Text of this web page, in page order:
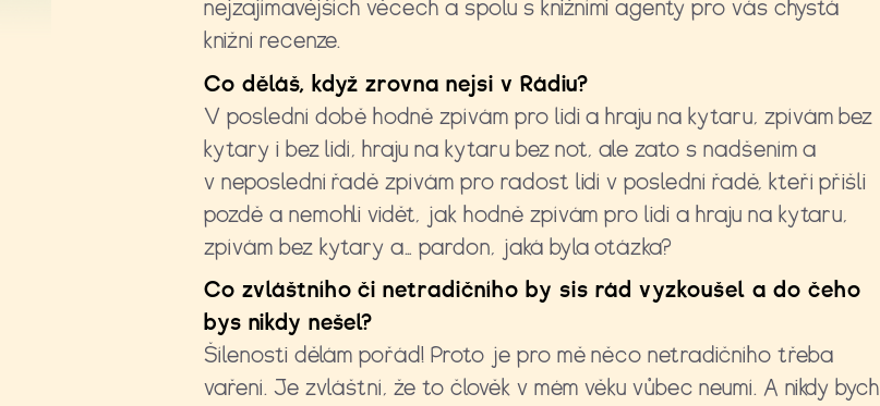
nejzajímavějších věcech a spolu s knižními agenty pro vás chystá
knižní recenze.
Co děláš, když zrovna nejsi v Rádiu?
V poslední době hodně zpívám pro lidi a hraju na kytaru, zpívám bez
kytary i bez lidí, hraju na kytaru bez not, ale zato s nadšením a
v neposlední řadě zpívám pro radost lidí v poslední řadě, kteří přišli
pozdě a nemohli vidět, jak hodně zpívám pro lidi a hraju na kytaru,
zpívám bez kytary a… pardon, jaká byla otázka?
Co zvláštního či netradičního by sis rád vyzkoušel a do čeho
bys nikdy nešel?
Šílenosti dělám pořád! Proto je pro mě něco netradičního třeba
vaření. Je zvláštní, že to člověk v mém věku vůbec neumí. A nikdy bych